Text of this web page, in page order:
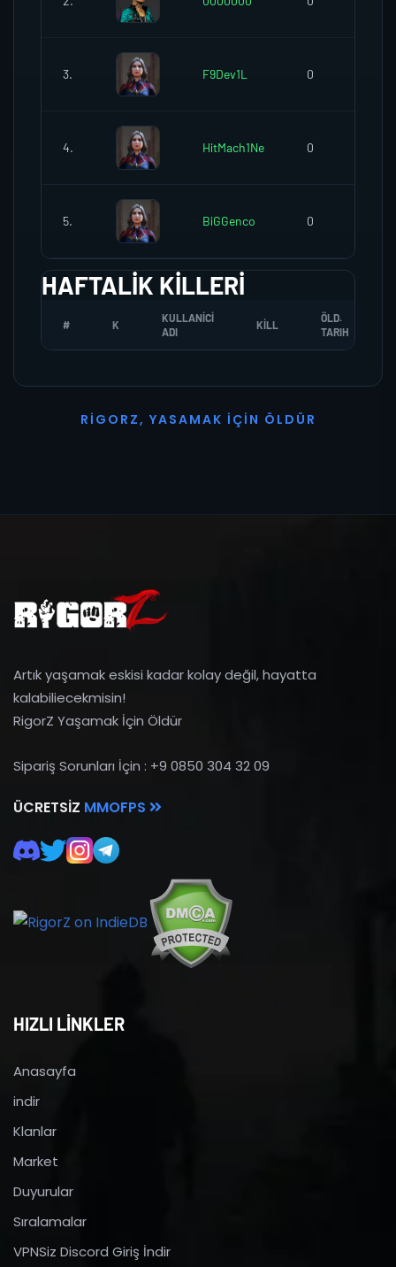
3. F9Dev1L 0
4. HitMach1Ne 0
5. BiGGenco 0
HAFTALIK KILLERI
# K
KULLANICI
ADI
KILL
ÖLD.
TARIH
R I G O R Z, YASAMAK İ ÇI N Ö L D Ü R
Artık yaşamak eskisi kadar kolay değil, hayatta
kalabiliecekmisin!
RigorZ Yaşamak İçin Öldür
Sipariş Sorunları İçin : +9 0850 304 32 09
ÜCRETSIZ MMOFPS
HIZLI LİNKLER
Anasayfa
indir
Klanlar
Market
Duyurular
Sıralamalar
VPNSiz Discord Giriş İndir